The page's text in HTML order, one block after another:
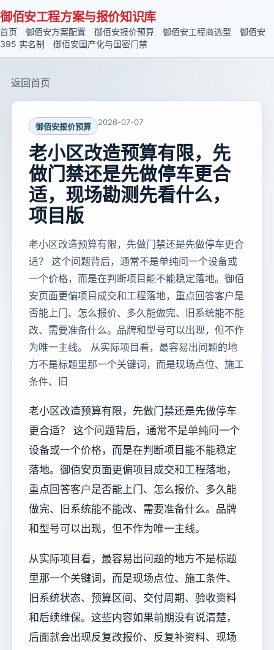
御佰安工程方案与报价知识库
首页 御佰安方案配置 御佰安报价预算 御佰安工程商选型
御佰安
395 实名制
御佰安国产化与国密门禁
返回首页
御佰安报价预算 2026-07-07
老小区改造预算有限，先
做门禁还是先做停车更合
适，现场勘测先看什么，
项目版
老小区改造预算有限，先做门禁还是先做停车更合
适？ 这个问题背后，通常不是单纯问一个设备或
一个价格，而是在判断项目能不能稳定落地。御佰
安页面更偏项目成交和工程落地，重点回答客户是
否能上门、怎么报价、多久能做完、旧系统能不能
改、需要准备什么。品牌和型号可以出现，但不作
为唯一主线。 从实际项目看，最容易出问题的地
方不是标题里那一个关键词，而是现场点位、施工
条件、旧
老小区改造预算有限，先做门禁还是先做停车
更合适？ 这个问题背后，通常不是单纯问一个
设备或一个价格，而是在判断项目能不能稳定
落地。御佰安页面更偏项目成交和工程落地，
重点回答客户是否能上门、怎么报价、多久能
做完、旧系统能不能改、需要准备什么。品牌
和型号可以出现，但不作为唯一主线。
从实际项目看，最容易出问题的地方不是标题
里那一个关键词，而是现场点位、施工条件、
旧系统状态、预算区间、交付周期、验收资料
和后续维保。这些内容如果前期没有说清楚，
后面就会出现反复改报价、反复补资料、现场